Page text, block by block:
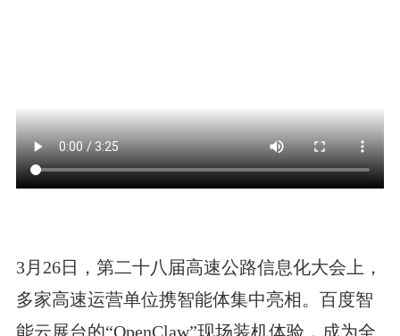
3月26日，第二十八届高速公路信息化大会上，
多家高速运营单位携智能体集中亮相。百度智
能云展台的“OpenClaw”现场装机体验，成为全